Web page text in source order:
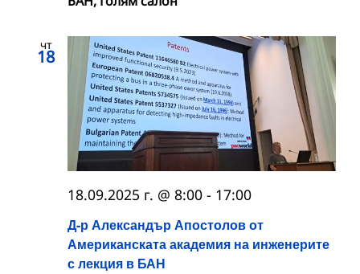
чт
18
Д-р Александър Апостолов от
Американската академия на инженерите
с лекция в БАН
18.09.2025 г. @ 8:00 - 17:00